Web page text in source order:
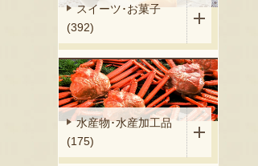
スイーツ･お菓子
(392)
水産物･水産加工品
(175)